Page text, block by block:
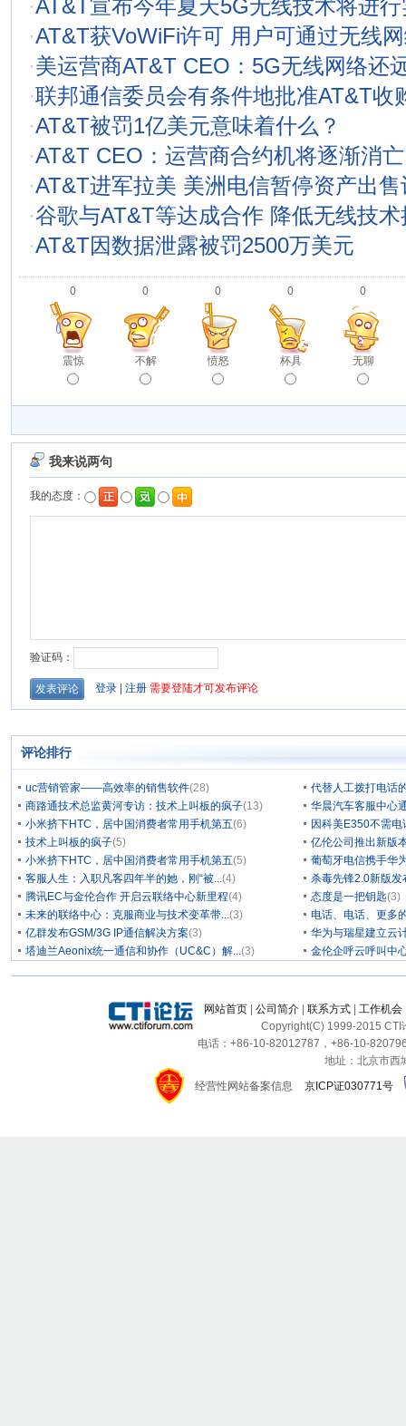
·AT&T宣布今年夏天5G无线技术将进
·AT&T获VoWiFi许可 用户可通过无线
·美运营商AT&T CEO：5G无线网络还
·联邦通信委员会有条件地批准AT&T收
·AT&T被罚1亿美元意味着什么？
·AT&T CEO：运营商合约机将逐渐消亡
·AT&T进军拉美 美洲电信暂停资产出售
·谷歌与AT&T等达成合作 降低无线技术
·AT&T因数据泄露被罚2500万美元
0
震惊
0
不解
0
愤怒
0
杯具
0
无聊
评论排行
uc营销管家——高效率的销售软件(28)
代替人工拨打电话
商路通技术总监黄河专访：技术上叫板的疯子(13)
华晨汽车客服中心
小米挤下HTC，居中国消费者常用手机第五(6)
因科美E350不需
技术上叫板的疯子(5)
亿伦公司推出新版
小米挤下HTC，居中国消费者常用手机第五(5)
葡萄牙电信携手华
客服人生：入职凡客四年半的她，刚“被...(4)
杀毒先锋2.0新版发
腾讯EC与金伦合作 开启云联络中心新里程(4) 态度是一把钥匙(3)
未来的联络中心：克服商业与技术变革带...(3)
电话、电话、更多
亿群发布GSM/3G IP通信解决方案(3)
华为与瑞星建立云
塔迪兰Aeonix统一通信和协作（UC&C）解...(3) 金伦企呼云呼叫中
网站首页 公司简介 联系方式 工作机会
Copyright(C) 1999-2015 CTI
电话：+86-10-82012787，+86-10-
地址：北京市西
经营性网站备案信息
京ICP证030771号